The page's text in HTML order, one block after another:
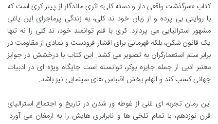
کتاب «سرگذشت واقعی دار و دسته کلی» اثری ماندگار از پیتر کری است که
با روایتی بی پرده و از زبان خود ند کلی، به زندگی پرماجرای این یاغی
مشهور استرالیایی می پردازد. کری با قلم توانمند خود، ند کلی را نه تنها
یک قانون شکن، بلکه قهرمانی برای اقشار فرودست و نمادی از مقاومت در
برابر ستم استعمارگران به تصویر می کشد. این کتاب با درخشش در جوایز
معتبر ادبی از جمله جایزه بوکر، توانسته است جایگاه ویژه ای در ادبیات
جهانی کسب کند و الهام بخش اقتباس های سینمایی نیز باشد.
این رمان تجربه ای غنی از غوطه ور شدن در تاریخ و اجتماع استرالیای
قرن نوزدهم، با تمام تلخی ها و نابرابری هایش را به ارمغان می آورد.